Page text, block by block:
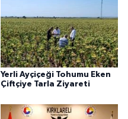
Yerli Ayçiçeği Tohumu Eken
Çiftçiye Tarla Ziyareti